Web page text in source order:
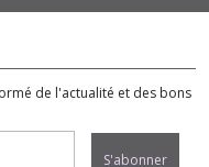
de l'actualité et des bons
S'abonner